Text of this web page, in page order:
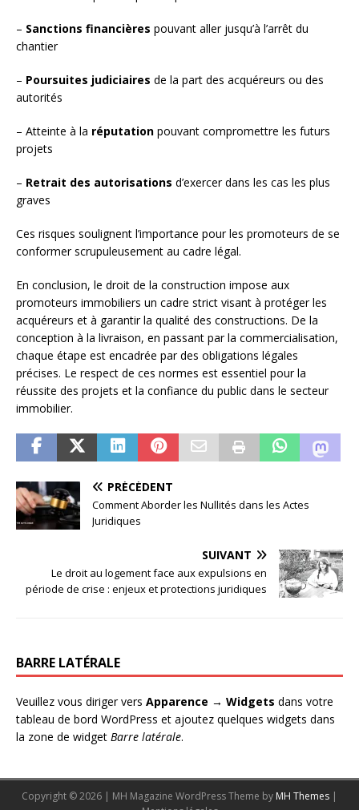
– Sanctions financières pouvant aller jusqu’à l’arrêt du
chantier
– Poursuites judiciaires de la part des acquéreurs ou des
autorités
– Atteinte à la réputation pouvant compromettre les futurs
projets
– Retrait des autorisations d’exercer dans les cas les plus
graves
Ces risques soulignent l’importance pour les promoteurs de se
conformer scrupuleusement au cadre légal.
En conclusion, le droit de la construction impose aux
promoteurs immobiliers un cadre strict visant à protéger les
acquéreurs et à garantir la qualité des constructions. De la
conception à la livraison, en passant par la commercialisation,
chaque étape est encadrée par des obligations légales
précises. Le respect de ces normes est essentiel pour la
réussite des projets et la confiance du public dans le secteur
immobilier.
PRÉCÉDENT
Comment Aborder les Nullités dans les Actes
Juridiques
SUIVANT
Le droit au logement face aux expulsions en
période de crise : enjeux et protections juridiques
BARRE LATÉRALE
Veuillez vous diriger vers Apparence → Widgets dans votre
tableau de bord WordPress et ajoutez quelques widgets dans
la zone de widget Barre latérale.
Copyright © 2026 | MH Magazine WordPress Theme by MH Themes |